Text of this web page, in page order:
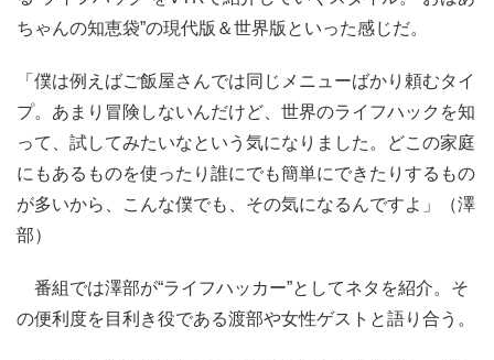
ちゃんの知恵袋”の現代版＆世界版といった感じだ。
「僕は例えばご飯屋さんでは同じメニューばかり頼むタイ
プ。あまり冒険しないんだけど、世界のライフハックを知
って、試してみたいなという気になりました。どこの家庭
にもあるものを使ったり誰にでも簡単にできたりするもの
が多いから、こんな僕でも、その気になるんですよ」（澤
部）
番組では澤部が“ライフハッカー”としてネタを紹介。そ
の便利度を目利き役である渡部や女性ゲストと語り合う。